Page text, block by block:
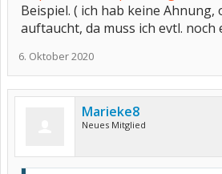
Beispiel. ( ich hab keine Ahnung,
auftaucht, da muss ich evtl.
6. Oktober 2020
Marieke8
Neues Mitglied